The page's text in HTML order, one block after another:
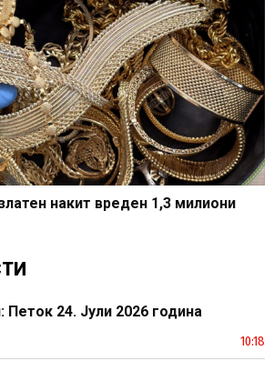
накит вреден 1,3 милиони
24. Јули 2026 година
10:18